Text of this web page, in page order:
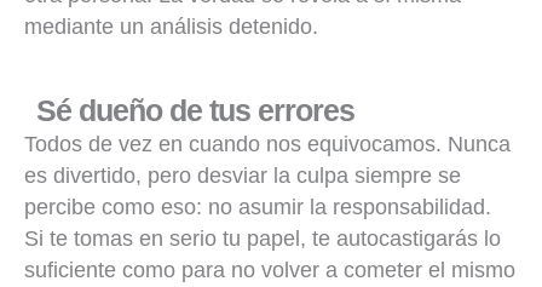
mediante un análisis detenido.
Sé dueño de tus errores
Todos de vez en cuando nos equivocamos. Nunca
es divertido, pero desviar la culpa siempre se
percibe como eso: no asumir la responsabilidad.
Si te tomas en serio tu papel, te autocastigarás lo
suficiente como para no volver a cometer el mismo